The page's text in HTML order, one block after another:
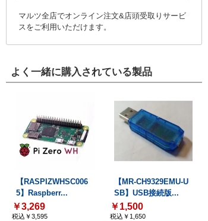
マルツ全店でオンライン注文&店頭受取りサービ
スをご利用いただけます。
よく一緒に購入されている製品
【RASPIZWHSC006
5】Raspberr...
￥3,269
税込￥3,595
【MR-CH9329EMU-U
SB】USB接続版...
￥1,500
税込￥1,650